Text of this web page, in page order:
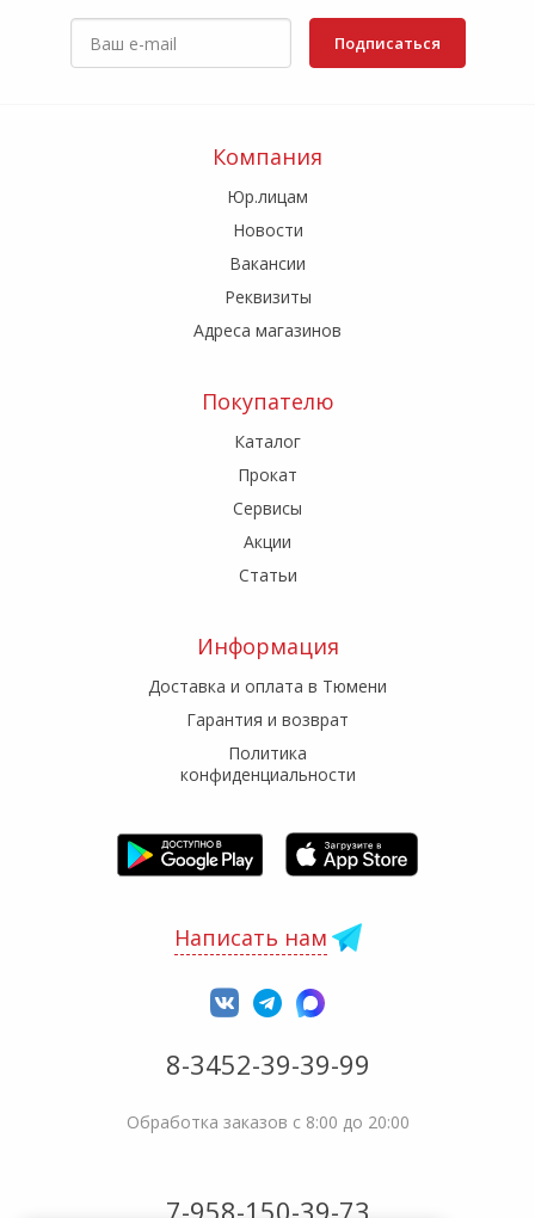
Подписаться
Компания
Юр.лицам
Новости
Вакансии
Реквизиты
Адреса магазинов
Покупателю
Каталог
Прокат
Сервисы
Акции
Статьи
Информация
Доставка и оплата в Тюмени
Гарантия и возврат
Политика
конфиденциальности
Написать нам
8-3452-39-39-99
Обработка заказов с 8:00 до 20:00
7-958-150-39-73